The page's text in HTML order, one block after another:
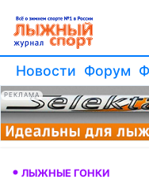
Новости Форум
РЕКЛАМА
ЛЫЖНЫЕ ГОНКИ